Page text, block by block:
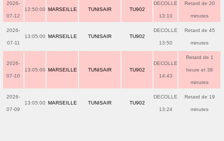
2026-
07-12
12:50:00 MARSEILLE TUNISAIR TU902
DECOLLE
13:10
Retard de 20
minutes
2026-
07-11
13:05:00 MARSEILLE TUNISAIR TU902
DECOLLE
13:50
Retard de 45
minutes
2026-
07-10
13:05:00 MARSEILLE TUNISAIR TU902
DECOLLE
14:43
Retard de 1
heure et 38
minutes
2026-
07-09
13:05:00 MARSEILLE TUNISAIR TU902
DECOLLE
13:24
Retard de 19
minutes